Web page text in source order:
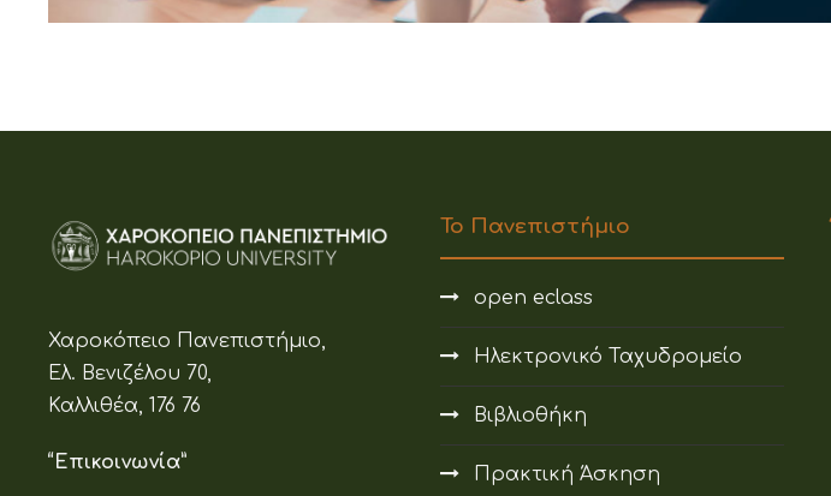
Χαροκόπειο Πανεπιστήμιο,
Ελ. Βενιζέλου 70,
Καλλιθέα, 176 76
“Επικοινωνία”
Το Πανεπιστήμιο
open eclass
Ηλεκτρονικό Ταχυδρομείο
Βιβλιοθήκη
Πρακτική Άσκηση